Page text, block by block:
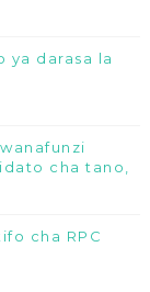
ya darasa la
cha tano,
cha RPC